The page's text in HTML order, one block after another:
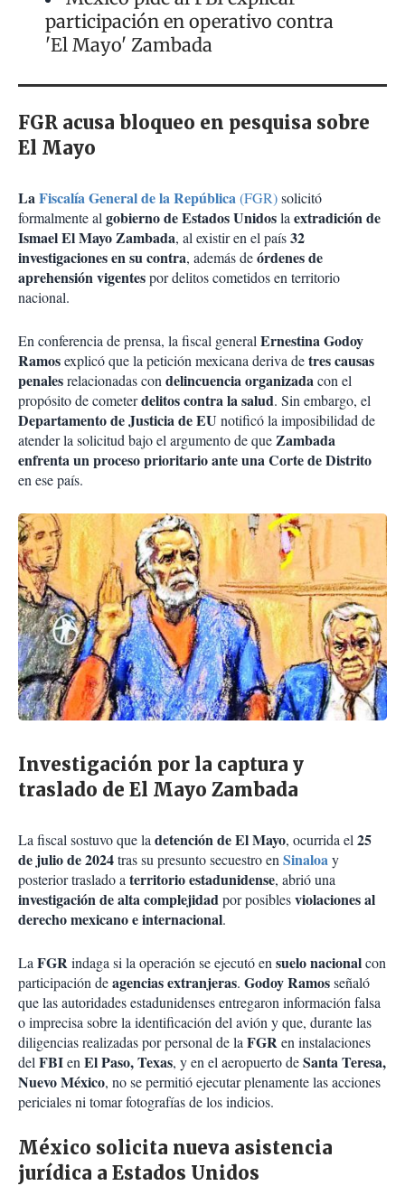
participación en operativo contra
'El Mayo' Zambada
FGR acusa bloqueo en pesquisa sobre
El Mayo
LaFiscalía General de la República(FGR)solicitó
formalmente algobierno de Estados Unidoslaextradición de
Ismael El Mayo Zambada, al existir en el país32
investigaciones en su contra, además deórdenes de
aprehensión vigentespor delitos cometidos en territorio
nacional.
En conferencia de prensa, la fiscal generalErnestina Godoy
Ramosexplicó que la petición mexicana deriva detres causas
penalesrelacionadas condelincuencia organizadacon el
propósito de cometerdelitos contra la salud. Sin embargo, el
Departamento de Justicia de EU notificó la imposibilidad de
atender la solicitud bajo el argumento de queZambada
enfrenta un proceso prioritario ante una Corte de Distrito
en ese país.
Investigación por la captura y
traslado de El Mayo Zambada
La fiscal sostuvo que ladetención de El Mayo, ocurrida el25
de julio de 2024tras su presunto secuestro enSinaloay
posterior traslado aterritorio estadunidense, abrió una
investigación de alta complejidadpor posiblesviolaciones al
derecho mexicano e internacional.
LaFGRindaga si la operación se ejecutó ensuelo nacionalcon
participación deagencias extranjeras. Godoy Ramosseñaló
que las autoridades estadunidenses entregaron información falsa
o imprecisa sobre la identificación del avión y que, durante las
diligencias realizadas por personal de laFGRen instalaciones
delFBIenEl Paso, Texas, y en el aeropuerto deSanta Teresa,
Nuevo México, no se permitió ejecutar plenamente las acciones
periciales ni tomar fotografías de los indicios.
México solicita nueva asistencia
jurídica a Estados Unidos